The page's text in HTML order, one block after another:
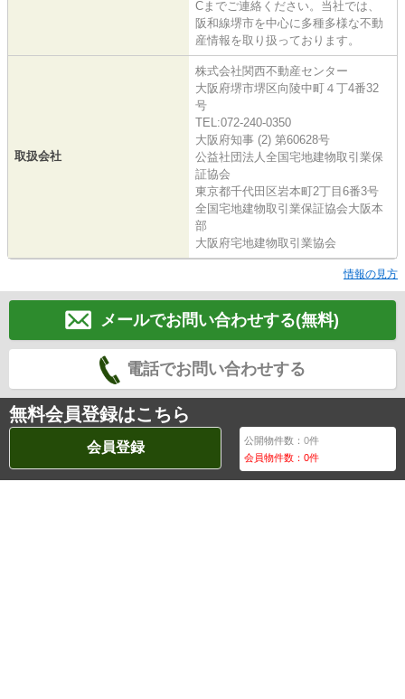
Cまでご連絡ください。当社では、
阪和線堺市を中心に多種多様な不動
産情報を取り扱っております。
取扱会社
株式会社関西不動産センター
大阪府堺市堺区向陵中町４丁4番32
号
TEL:072-240-0350
大阪府知事 (2) 第60628号
公益社団法人全国宅地建物取引業保
証協会
東京都千代田区岩本町2丁目6番3号
全国宅地建物取引業保証協会大阪本
部
大阪府宅地建物取引業協会
情報の見方
メールでお問い合わせする(無料)
電話でお問い合わせする
無料会員登録はこちら
会員登録 公開物件数：0件
会員物件数：0件